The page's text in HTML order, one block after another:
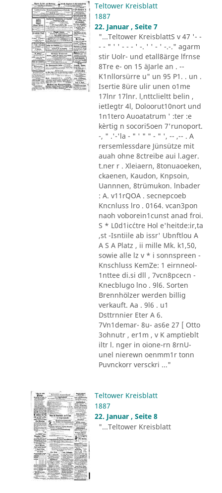
Teltower Kreisblatt
1887
22. Januar , Seite 7
"...Teltower KreisblattS v 47 '- -
- - " ' ' - - - ' -. ' ' - ' -.-." agarm
stir Uolr- und etall8ärge lfrnse
8Tre e- on 15 äJarle an . --
K1nllorsürre u" un 95 P1. . un .
Isertie 8üre ulir unen o1me
17lnr 17lnr. l,nttclieltt belin ,
ietIegtr 4l, Doloorut10nort und
1n1tero Auoatatrum ' :ter :e
kèrtig n socori5oen 7'runoport.
-, " .'-'la - " ' " " - " ', -- ,-- . A
rersemlessdare Jünsütze mit
auah ohne 8ctreibe aui l.ager.
t.ner r . Xleiaern, 8tonuaoeken,
ckaenen, Kaudon, Knpsoin,
Uannnen, 8trümukon. lnbader
: A. v11rQOA . secnepcoeb
Kncnluss lro . 0164. vcan3pon
naoh voborein1cunst anad froi.
S * L0d1ic´ctre Hol e'heitde:ir,ta
,st -Isntiile ab issr' Ubnftlou A
A S A Platz , ii mille Mk. k1,50,
sowie alle lz v * i sonnspreen -
Knschluss KemZe: 1 eirnneol-
1nttee di.si dll , 7vcn8pcecn -
Knecblugo lno . 9l6. Sorten
Brennhölzer werden billig
verkauft. Aa . 9l6 . u1
Dsttrnnier Eter A 6.
7Vn1demar- 8u- as6e 27 [ Otto
3ohnutr , er1m , v K amptieblt
iltr l. nger in oione-rn 8rnU-
unel nierewn oenmm1r tonn
Puvnckorr versckri ..."
Teltower Kreisblatt
1887
22. Januar , Seite 8
"...Teltower Kreisblatt